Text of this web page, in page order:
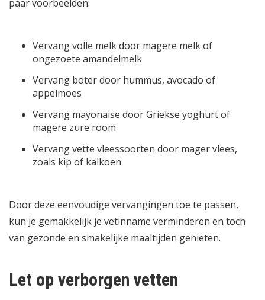
paar voorbeelden:
Vervang volle melk door magere melk of
ongezoete amandelmelk
Vervang boter door hummus, avocado of
appelmoes
Vervang mayonaise door Griekse yoghurt of
magere zure room
Vervang vette vleessoorten door mager vlees,
zoals kip of kalkoen
Door deze eenvoudige vervangingen toe te passen,
kun je gemakkelijk je vetinname verminderen en toch
van gezonde en smakelijke maaltijden genieten.
Let op verborgen vetten